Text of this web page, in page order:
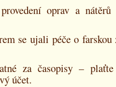
oprav a
se ujali péče o farskou
za časopisy –
účet.